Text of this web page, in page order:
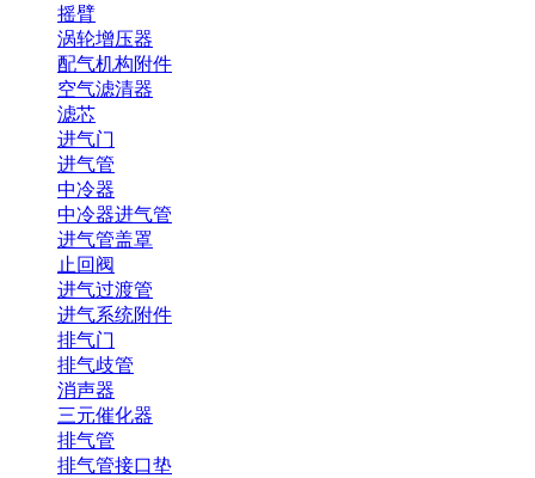
摇臂
涡轮增压器
配气机构附件
空气滤清器
滤芯
进气门
进气管
中冷器
中冷器进气管
进气管盖罩
止回阀
进气过渡管
进气系统附件
排气门
排气歧管
消声器
三元催化器
排气管
排气管接口垫